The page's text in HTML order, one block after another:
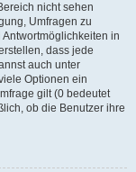
nicht sehen
Umfragen zu
in
dass jede
auch unter
Optionen ein
gilt (0 bedeutet
ob die Benutzer ihre